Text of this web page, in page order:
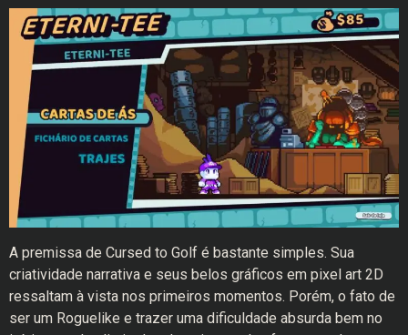
A premissa de Cursed to Golf é bastante simples. Sua
criatividade narrativa e seus belos gráficos em pixel art 2D
ressaltam à vista nos primeiros momentos. Porém, o fato de
ser um Roguelike e trazer uma dificuldade absurda bem no